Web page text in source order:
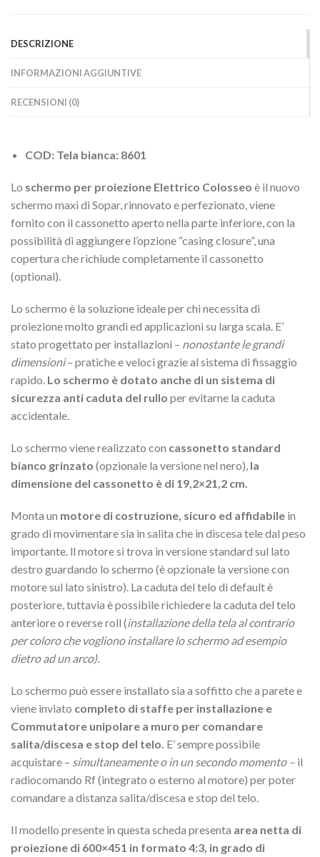
DESCRIZIONE
INFORMAZIONI AGGIUNTIVE
RECENSIONI (0)
COD: Tela bianca: 8601
Lo schermo per proiezione Elettrico Colosseo è il nuovo
schermo maxi di Sopar, rinnovato e perfezionato, viene
fornito con il cassonetto aperto nella parte inferiore, con la
possibilità di aggiungere l’opzione “casing closure”, una
copertura che richiude completamente il cassonetto
(optional).
Lo schermo è la soluzione ideale per chi necessita di
proiezione molto grandi ed applicazioni su larga scala. E’
stato progettato per installazioni – nonostante le grandi
dimensioni– pratiche e veloci grazie al sistema di fissaggio
rapido. Lo schermo è dotato anche di un sistema di
sicurezza anti caduta del rullo per evitarne la caduta
accidentale.
Lo schermo viene realizzato con cassonetto standard
bianco grinzato (opzionale la versione nel nero), la
dimensione del cassonetto è di 19,2×21,2 cm.
Monta un motore di costruzione, sicuro ed affidabile in
grado di movimentare sia in salita che in discesa tele dal peso
importante. ll motore si trova in versione standard sul lato
destro guardando lo schermo (è opzionale la versione con
motore sul lato sinistro). La caduta del telo di default è
posteriore, tuttavia è possibile richiedere la caduta del telo
anteriore o reverse roll (installazione della tela al contrario
per coloro che vogliono installare lo schermo ad esempio
dietro ad un arco).
Lo schermo può essere installato sia a soffitto che a parete e
viene inviato completo di staffe per installazione e
Commutatore unipolare a muro per comandare
salita/discesa e stop del telo. E’ sempre possibile
acquistare – simultaneamente o in un secondo momento – il
radiocomando Rf (integrato o esterno al motore) per poter
comandare a distanza salita/discesa e stop del telo.
Il modello presente in questa scheda presenta area netta di
proiezione di 600×451 in formato 4:3, in grado di